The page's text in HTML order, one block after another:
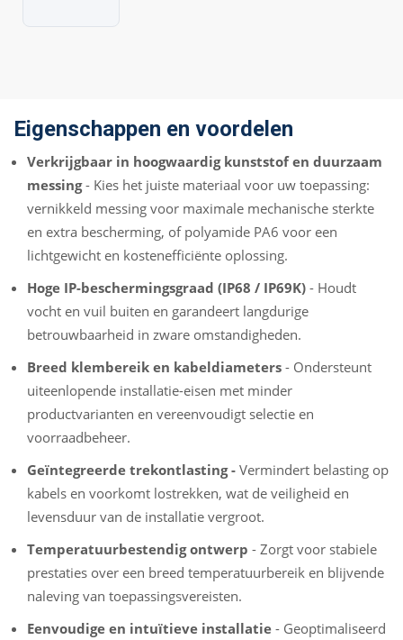
Eigenschappen en voordelen
Verkrijgbaar in hoogwaardig kunststof en duurzaam
messing- Kies het juiste materiaal voor uw toepassing:
vernikkeld messing voor maximale mechanische sterkte
en extra bescherming, of polyamide PA6 voor een
lichtgewicht en kostenefficiënte oplossing.
Hoge IP-beschermingsgraad (IP68 / IP69K) - Houdt
vocht en vuil buiten en garandeert langdurige
betrouwbaarheid in zware omstandigheden.
Breed klembereik en kabeldiameters - Ondersteunt
uiteenlopende installatie-eisen met minder
productvarianten en vereenvoudigt selectie en
voorraadbeheer.
Geïntegreerde trekontlasting - Vermindert belasting op
kabels en voorkomt lostrekken, wat de veiligheid en
levensduur van de installatie vergroot.
Temperatuurbestendig ontwerp - Zorgt voor stabiele
prestaties over een breed temperatuurbereik en blijvende
naleving van toepassingsvereisten.
Eenvoudige en intuïtieve installatie - Geoptimaliseerd